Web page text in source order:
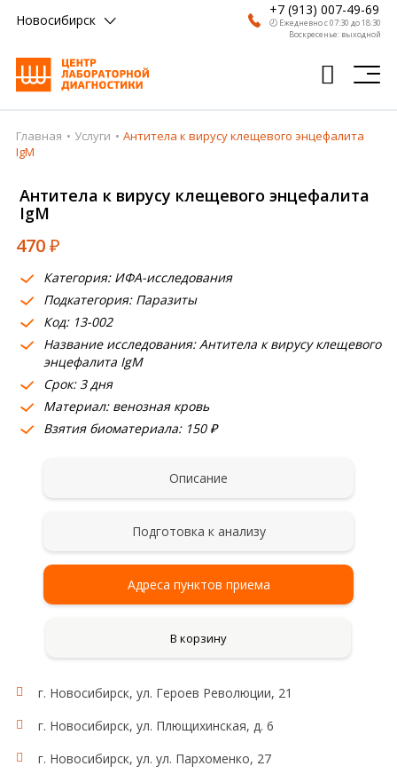
Новосибирск
+7 (913) 007-49-69
🕗 Ежедневно с 07:30 до 18:30
Воскресенье: выходной
Главная
Врачи
Получить результат
Пациентам
О компании
Где сдать
Партнерам
Главная Услуги
Антитела к вирусу клещевого энцефалита
IgM
Антитела к вирусу клещевого энцефалита
IgM
470₽
Категория: ИФА-исследования
Подкатегория: Паразиты
Код: 13-002
Название исследования: Антитела к вирусу клещевого
энцефалита IgM
Срок: 3 дня
Материал: венозная кровь
Взятия биоматериала: 150 ₽
Описание
Подготовка к анализу
Адреса пунктов приема
В корзину
г. Новосибирск, ул. Героев Революции, 21
г. Новосибирск, ул. Плющихинская, д. 6
г. Новосибирск, ул. ул. Пархоменко, 27